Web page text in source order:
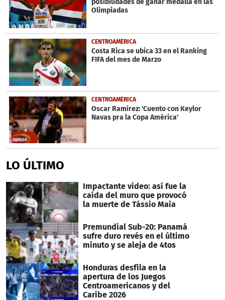
seconds
posibilidades de ganar medalla en las
Olimpiadas
CENTROAMÉRICA
Costa Rica se ubica 33 en el Ranking
FIFA del mes de Marzo
CENTROAMÉRICA
Oscar Ramírez: 'Cuento con Keylor
Navas pra la Copa América'
LO ÚLTIMO
Impactante vídeo: así fue la
caída del muro que provocó
la muerte de Tássio Maia
Premundial Sub-20: Panamá
sufre duro revés en el último
minuto y se aleja de 4tos
Honduras desfila en la
apertura de los Juegos
Centroamericanos y del
Caribe 2026